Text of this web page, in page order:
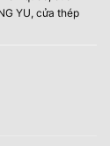
YU, cửa thép